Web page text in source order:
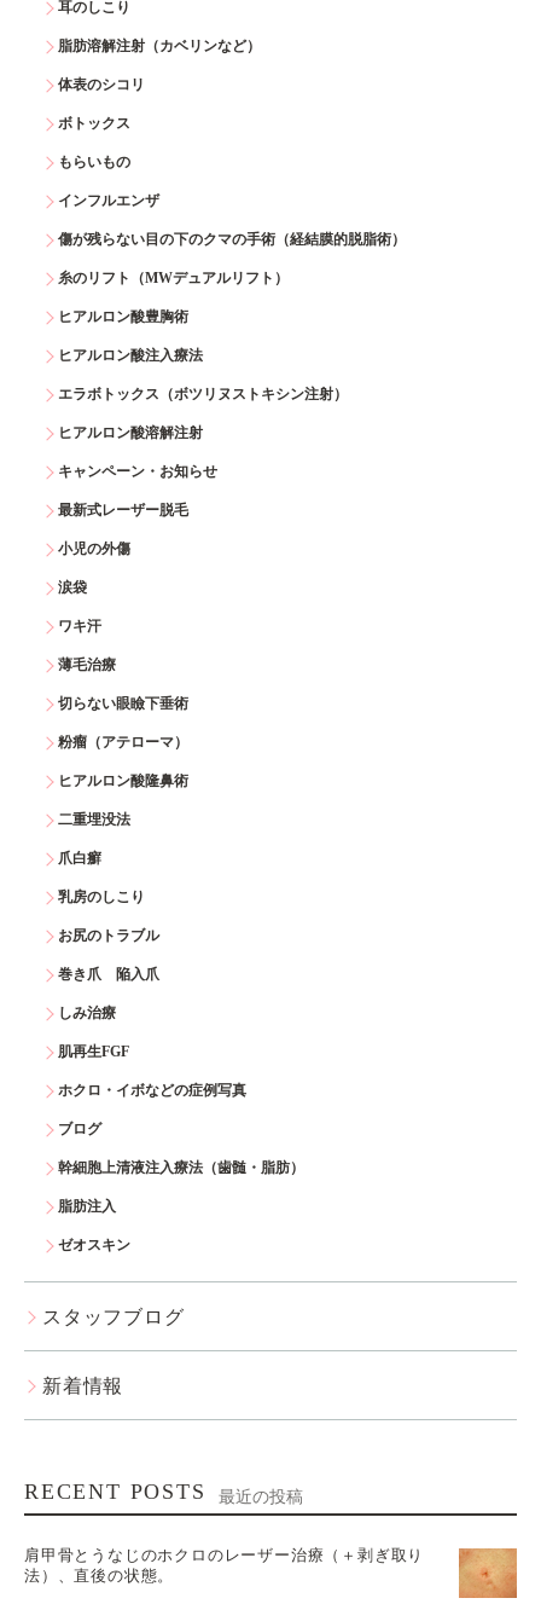
耳のしこり
脂肪溶解注射（カベリンなど）
体表のシコリ
ボトックス
もらいもの
インフルエンザ
傷が残らない目の下のクマの手術（経結膜的脱脂術）
糸のリフト（MWデュアルリフト）
ヒアルロン酸豊胸術
ヒアルロン酸注入療法
エラボトックス（ボツリヌストキシン注射）
ヒアルロン酸溶解注射
キャンペーン・お知らせ
最新式レーザー脱毛
小児の外傷
涙袋
ワキ汗
薄毛治療
切らない眼瞼下垂術
粉瘤（アテローマ）
ヒアルロン酸隆鼻術
二重埋没法
爪白癬
乳房のしこり
お尻のトラブル
巻き爪 陥入爪
しみ治療
肌再生FGF
ホクロ・イボなどの症例写真
ブログ
幹細胞上清液注入療法（歯髄・脂肪）
脂肪注入
ゼオスキン
スタッフブログ
新着情報
RECENT POSTS 最近の投稿
肩甲骨とうなじのホクロのレーザー治療（＋剥ぎ取り
法）、直後の状態。